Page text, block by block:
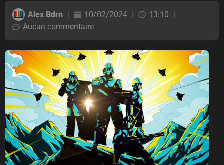
Alex Bdrn 10/02/2024
13:10
Aucun commentaire